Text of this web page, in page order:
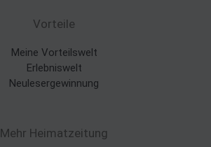
Vorteile
Meine Vorteilswelt
Erlebniswelt
Neulesergewinnung
Mehr Heimatzeitung